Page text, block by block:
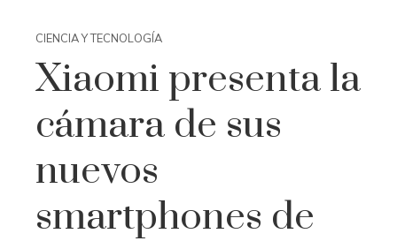
CIENCIA Y TECNOLOGÍA
Xiaomi presenta la
cámara de sus
nuevos
smartphones de